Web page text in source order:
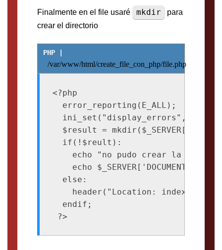
Finalmente en el file usaré mkdir
para
crear el directorio
/var/www/html/create_file_con_php/file.php
<?php
  error_reporting(E_ALL);
  ini_set("display_errors", 1);
$result =
  if(!$reult):
echo "no pudo crear la
echo
  else:
    header("Location: index.php");
  endif;